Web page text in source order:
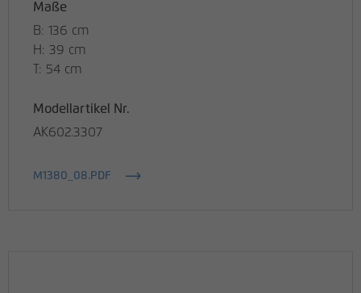
Maße
B: 136 cm
H: 39 cm
T: 54 cm
Modellartikel Nr.
AK602.3307
M1380_08.PDF